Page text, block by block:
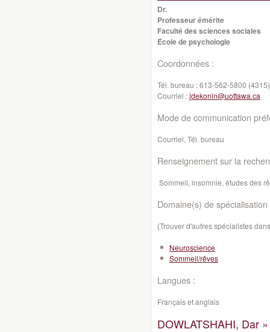
Dr.
Professeur émérite
Faculté des sciences sociales
École de psychologie
Coordonnées :
Tél. bureau :613-562-5800 (4315)
Courriel :jdekonin@uottawa.ca
Mode de communication
Courriel, Tél. bureau
Renseignement sur la
Sommeil, insomnie, études des
Domaine(s) de spécialisation
(Trouver d'autres spécialistes
Neuroscience
Sommeil/rêves
Langues :
Français et anglais
DOWLATSHAHI, Dar »